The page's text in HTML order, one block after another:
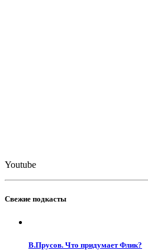
Youtube
Свежие подкасты
В.Прусов. Что придумает Флик?